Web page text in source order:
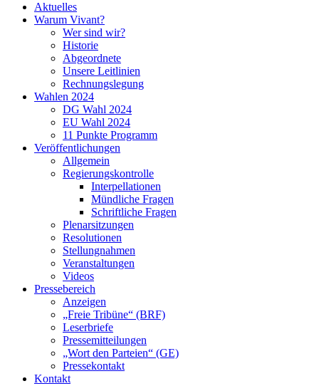
Aktuelles
Warum Vivant?
Wer sind wir?
Historie
Abgeordnete
Unsere Leitlinien
Rechnungslegung
Wahlen 2024
DG Wahl 2024
EU Wahl 2024
11 Punkte Programm
Veröffentlichungen
Allgemein
Regierungskontrolle
Interpellationen
Mündliche Fragen
Schriftliche Fragen
Plenarsitzungen
Resolutionen
Stellungnahmen
Veranstaltungen
Videos
Pressebereich
Anzeigen
„Freie Tribüne“ (BRF)
Leserbriefe
Pressemitteilungen
„Wort den Parteien“ (GE)
Pressekontakt
Kontakt